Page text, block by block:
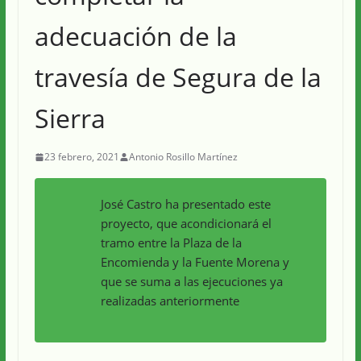
adecuación de la
travesía de Segura de la
Sierra
23 febrero, 2021 Antonio Rosillo Martínez
José Castro ha presentado este
proyecto, que acondicionará el
tramo entre la Plaza de la
Encomienda y la Fuente Morena y
que se suma a las ejecuciones ya
realizadas anteriormente